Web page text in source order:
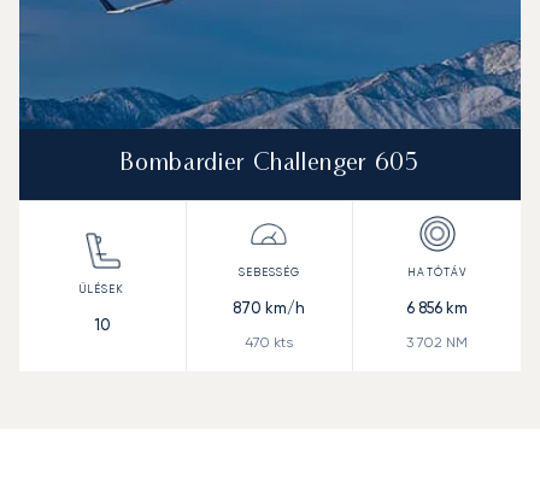
Bombardier Challenger 605
10
870 km/h
470 kts
6 856 km
3 702 NM